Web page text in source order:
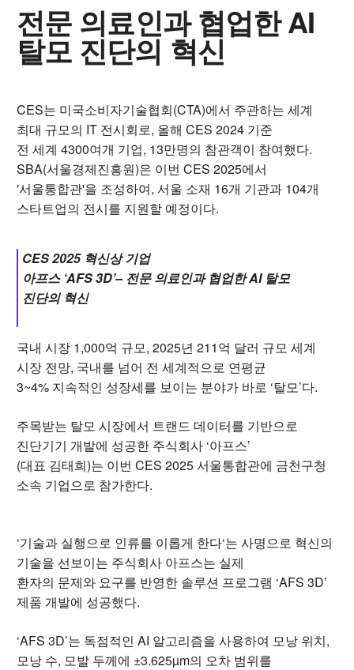
전문 의료인과 협업한 AI
탈모 진단의 혁신
CES는 미국소비자기술협회(CTA)에서 주관하는 세계
최대 규모의 IT 전시회로, 올해 CES 2024 기준
전 세계 4300여개 기업, 13만명의 참관객이 참여했다.
SBA(서울경제진흥원)은 이번 CES 2025에서
'서울통합관'을 조성하여, 서울 소재 16개 기관과 104개
스타트업의 전시를 지원할 예정이다.
CES 2025 혁신상 기업
아프스 ‘AFS 3D’– 전문 의료인과 협업한 AI 탈모
진단의 혁신
국내 시장 1,000억 규모, 2025년 211억 달러 규모 세계
시장 전망, 국내를 넘어 전 세계적으로 연평균
3~4% 지속적인 성장세를 보이는 분야가 바로 ‘탈모’다.
주목받는 탈모 시장에서 트랜드 데이터를 기반으로
진단기기 개발에 성공한 주식회사 ‘아프스’
(대표 김태희)는 이번 CES 2025 서울통합관에 금천구청
소속 기업으로 참가한다.
‘기술과 실행으로 인류를 이롭게 한다‘는 사명으로 혁신의
기술을 선보이는 주식회사 아프스는 실제
환자의 문제와 요구를 반영한 솔루션 프로그램 ‘AFS 3D’
제품 개발에 성공했다.
‘AFS 3D’는 독점적인 AI 알고리즘을 사용하여 모낭 위치,
모낭 수, 모발 두께에 ±3.625µm의 오차 범위를